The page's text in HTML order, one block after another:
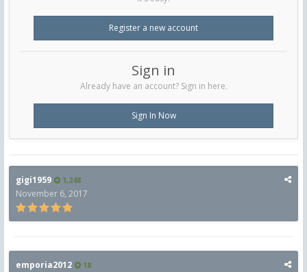
Register a new account
Sign in
Already have an account? Sign in here.
Sign In Now
gigi1959 1,248
November 6, 2017
emporia2012 18